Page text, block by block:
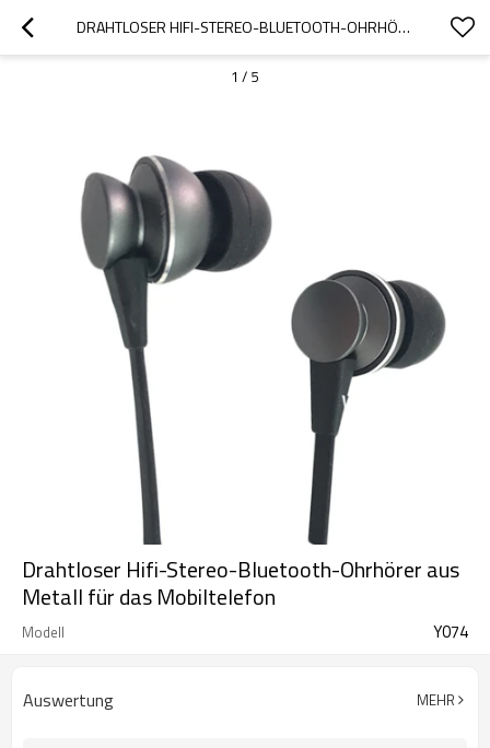
DRAHTLOSER HIFI-STEREO-BLUETOOTH-OHRHÖRER AUS METALL FÜR DAS MOBILTELEFON
1 / 5
Drahtloser Hifi-Stereo-Bluetooth-Ohrhörer aus
Metall für das Mobiltelefon
Modell Y074
Auswertung MEHR